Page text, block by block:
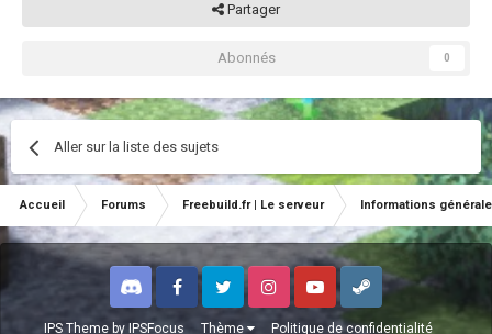
Partager
Abonnés 0
Aller sur la liste des sujets
Accueil Forums Freebuild.fr | Le serveur Informations
IPS Themeby IPSFocus Thème Politique de confidentialité
Discord FacebookTwitter InstagramYoutubeSteam